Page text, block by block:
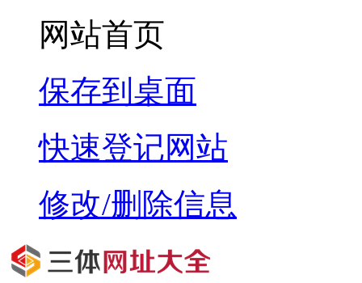
网站首页
保存到桌面
快速登记网站
修改/删除信息